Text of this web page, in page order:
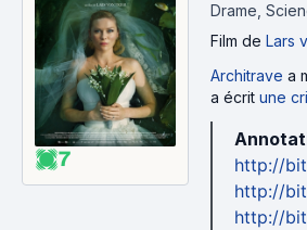
7
Drame,
Film de Lars
Architrave a
a écrit une
http://
http://
http://